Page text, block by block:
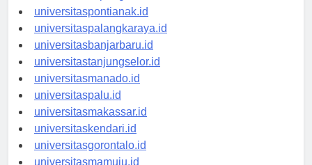
universitaskupang.id
universitaspontianak.id
universitaspalangkaraya.id
universitasbanjarbaru.id
universitastanjungselor.id
universitasmanado.id
universitaspalu.id
universitasmakassar.id
universitaskendari.id
universitasgorontalo.id